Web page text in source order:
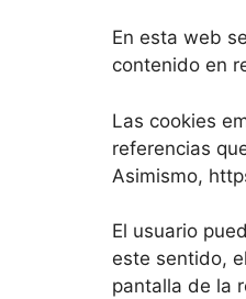
En esta web
contenido en
Las cookies
referencias
Asimismo,
El usuario
este sentido,
pantalla de la